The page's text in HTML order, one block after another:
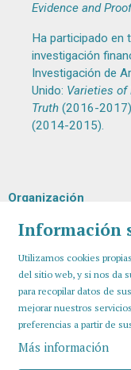
Evidence and Proof
Ha participado en
investigación
Investigación de
Unido: Varieties of
Truth(2016-
(2014-2015).
Organización
Información
Utilizamos cookies
del sitio web, y si nos da
para recopilar datos de
mejorar nuestros
preferencias a partir de
Más información